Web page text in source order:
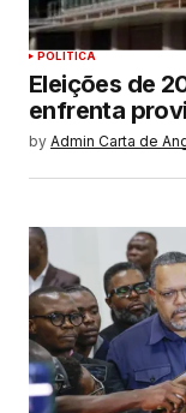
POLITICA
Eleições de
enfrenta
by Admin Carta de